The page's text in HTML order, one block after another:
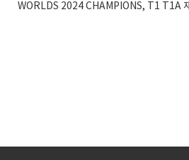
WORLDS 2024 CHAMPIONS, T1 T1A